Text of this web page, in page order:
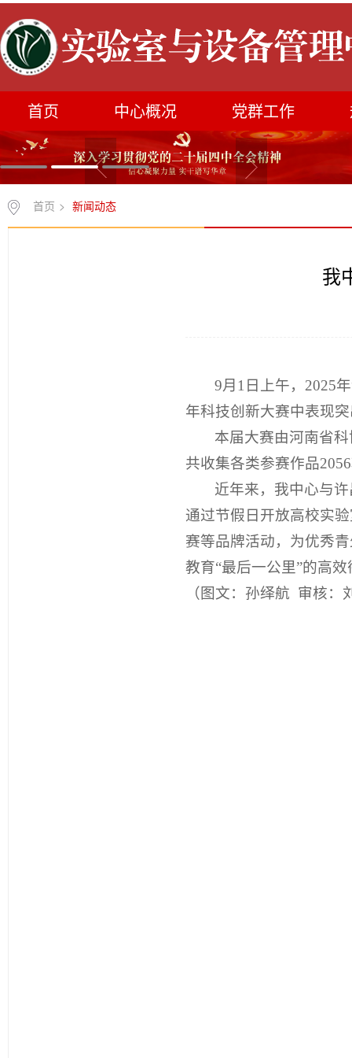
首页 中心概况 党群工作
首页 > 新闻动态
我
9月1日上午，2025
年科技创新大赛中表现
本届大赛由河南省
共收集各类参赛作品
近年来，我中心与
通过节假日开放高校实
赛等品牌活动，为优秀
教育“最后一公里”的高
（图文：孙绎航 审核：